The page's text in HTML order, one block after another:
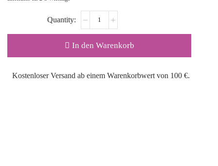
In den Warenkorb
Kostenloser Versand ab einem Warenkorbwert von 100 €.